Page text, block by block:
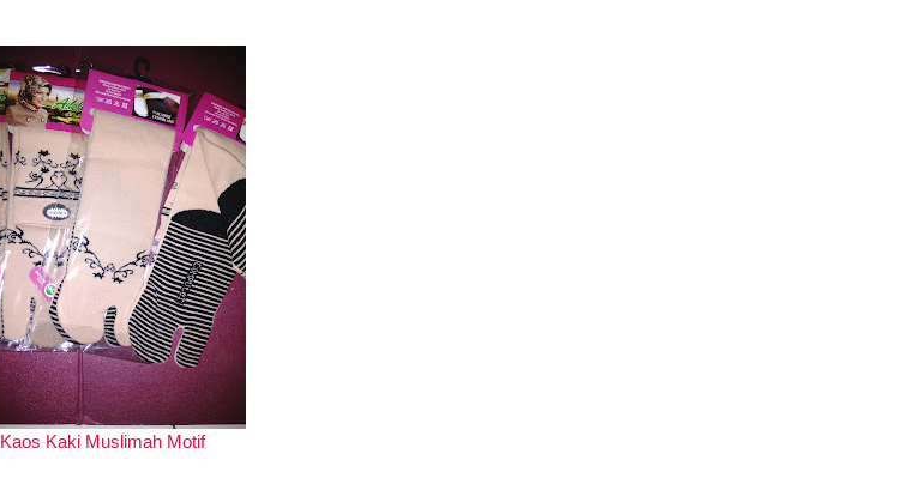
Kaos Kaki Muslimah Motif